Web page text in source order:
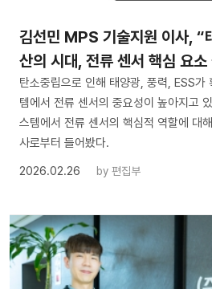
김선민 MPS 기술지원 이사, “
산의 시대, 전류 센서 핵심 요소
탄소중립으로 인해 태양광, 풍력, ESS가
템에서 전류 센서의 중요성이 높아지고
스템에서 전류 센서의 핵심적 역할에 대
사로부터 들어봤다.
2026.02.26
by 편집부